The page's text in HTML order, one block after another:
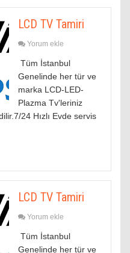
LCD TV Tamiri
Yorum ekle
Tüm İstanbul
Genelinde her tür ve
marka LCD-LED-
Plazma Tv'leriniz
24 Hızlı Evde servis
LCD TV Tamiri
Yorum ekle
Tüm İstanbul
Genelinde her tür ve